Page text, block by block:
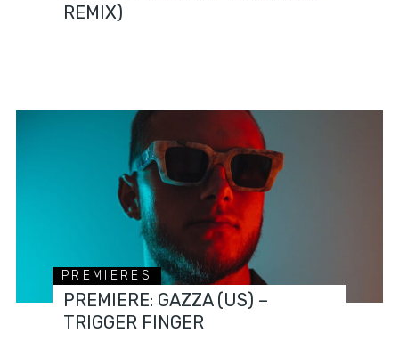
REMIX)
PREMIERES
PREMIERE: GAZZA (US) –
TRIGGER FINGER